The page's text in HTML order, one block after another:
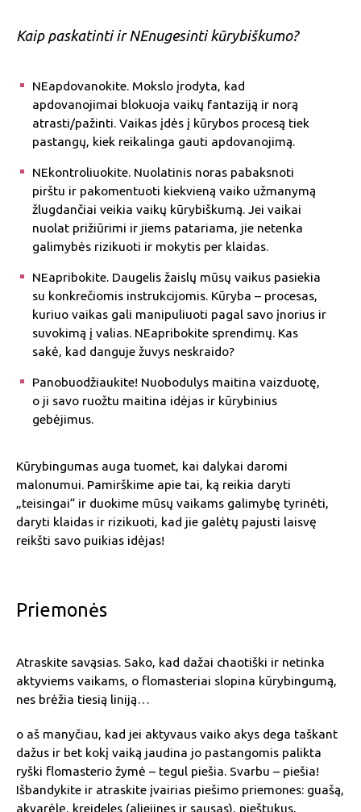
Kaip paskatinti ir NEnugesinti kūrybiškumo?
NEapdovanokite. Mokslo įrodyta, kad
apdovanojimai blokuoja vaikų fantaziją ir norą
atrasti/pažinti. Vaikas įdės į kūrybos procesą tiek
pastangų, kiek reikalinga gauti apdovanojimą.
NEkontroliuokite. Nuolatinis noras pabaksnoti
pirštu ir pakomentuoti kiekvieną vaiko užmanymą
žlugdančiai veikia vaikų kūrybiškumą. Jei vaikai
nuolat prižiūrimi ir jiems patariama, jie netenka
galimybės rizikuoti ir mokytis per klaidas.
NEapribokite. Daugelis žaislų mūsų vaikus pasiekia
su konkrečiomis instrukcijomis. Kūryba – procesas,
kuriuo vaikas gali manipuliuoti pagal savo įnorius ir
suvokimą į valias. NEapribokite sprendimų. Kas
sakė, kad danguje žuvys neskraido?
Panobuodžiaukite! Nuobodulys maitina vaizduotę,
o ji savo ruožtu maitina idėjas ir kūrybinius
gebėjimus.
Kūrybingumas auga tuomet, kai dalykai daromi
malonumui. Pamirškime apie tai, ką reikia daryti
„teisingai“ ir duokime mūsų vaikams galimybę tyrinėti,
daryti klaidas ir rizikuoti, kad jie galėtų pajusti laisvę
reikšti savo puikias idėjas!
Priemonės
Atraskite savąsias. Sako, kad dažai chaotiški ir netinka
aktyviems vaikams, o flomasteriai slopina kūrybingumą,
nes brėžia tiesią liniją…
o aš manyčiau, kad jei aktyvaus vaiko akys dega taškant
dažus ir bet kokį vaiką jaudina jo pastangomis palikta
ryški flomasterio žymė – tegul piešia. Svarbu – piešia!
Išbandykite ir atraskite įvairias piešimo priemones: guašą,
akvarėlę, kreideles (aliejines ir sausas), pieštukus,